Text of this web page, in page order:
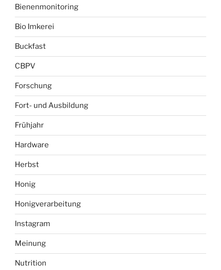
Bienenmonitoring
Bio Imkerei
Buckfast
CBPV
Forschung
Fort- und Ausbildung
Frühjahr
Hardware
Herbst
Honig
Honigverarbeitung
Instagram
Meinung
Nutrition